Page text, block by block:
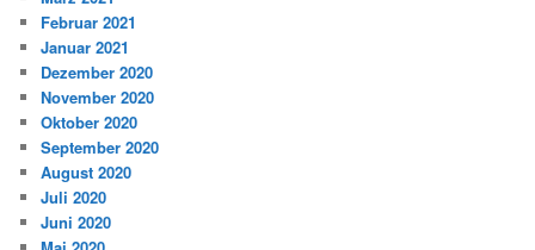
Februar 2021
Januar 2021
Dezember 2020
November 2020
Oktober 2020
September 2020
August 2020
Juli 2020
Juni 2020